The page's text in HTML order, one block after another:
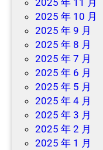
2025 年 10 月
2025 年 9 月
2025 年 8 月
2025 年 7 月
2025 年 6 月
2025 年 5 月
2025 年 4 月
2025 年 3 月
2025 年 2 月
2025 年 1 月